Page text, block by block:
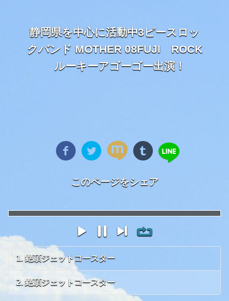
静岡県を中心に活動中3ピースロッ
クバンド MOTHER 08FUJI ROCK
ルーキーアゴーゴー出演！
このページをシェア
1. 絶頂ジェットコースター
2. 絶頂ジェットコースター